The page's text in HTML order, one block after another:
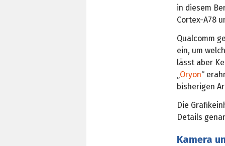
in diesem
Cortex-A78
Qualcomm
ein, um
lässt aber
„Oryon“
bisherigen
Die
Details
Kamera